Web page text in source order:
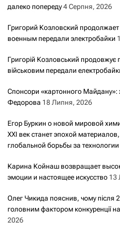
далеко попереду4 Серпня, 2026
Григорий Козловский
военным передали электробайки
Григорій Козловський продовжує
військовим передали
Спонсори «картонного Майдану»:
Федорова 18 Липня, 2026
Егор Буркин о новой мировой
XXI век станет эпохой
глобальной борьбы за технологии
Карина Койнаш возвращает
эмоции и настоящее искусство 13
Олег Чикида пояснив, чому після
головним фактором конкуренції
2026